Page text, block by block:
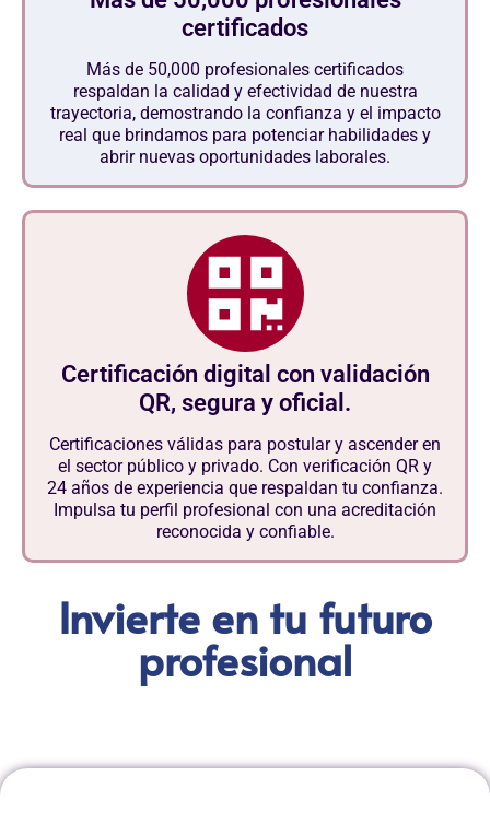
certificados
Más de 50,000 profesionales certificados
respaldan la calidad y efectividad de nuestra
trayectoria, demostrando la confianza y el impacto
real que brindamos para potenciar habilidades y
abrir nuevas oportunidades laborales.
Certificación digital con validación
QR, segura y oficial.
Certificaciones válidas para postular y ascender en
el sector público y privado. Con verificación QR y
24 años de experiencia que respaldan tu confianza.
Impulsa tu perfil profesional con una acreditación
reconocida y confiable.
Invierte en tu futuro
profesional